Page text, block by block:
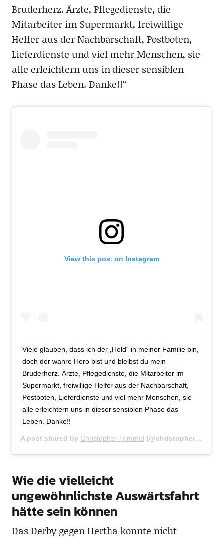
Bruderherz. Ärzte, Pflegedienste, die
Mitarbeiter im Supermarkt, freiwillige
Helfer aus der Nachbarschaft, Postboten,
Lieferdienste und viel mehr Menschen, sie
alle erleichtern uns in dieser sensiblen
Phase das Leben. Danke!!“
View this post on Instagram
Viele glauben, dass ich der „Held“ in meiner Familie bin,
doch der wahre Hero bist und bleibst du mein
Bruderherz. Ärzte, Pflegedienste, die Mitarbeiter im
Supermarkt, freiwillige Helfer aus der Nachbarschaft,
Postboten, Lieferdienste und viel mehr Menschen, sie
alle erleichtern uns in dieser sensiblen Phase das
Leben. Danke!!
A post shared by Christopher Trimmel (@christopher_trimmel28) on
Wie die vielleicht
ungewöhnlichste Auswärtsfahrt
hätte sein können
Das Derby gegen Hertha konnte nicht